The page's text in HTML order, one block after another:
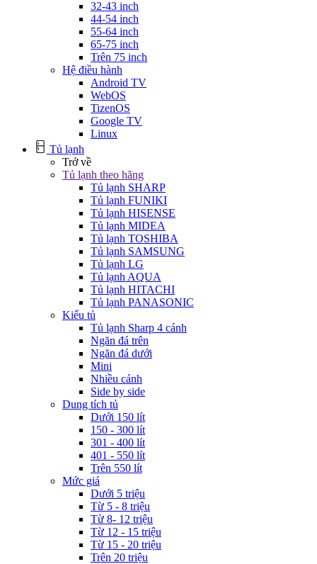
32-43 inch
44-54 inch
55-64 inch
65-75 inch
Trên 75 inch
Hệ điều hành
Android TV
WebOS
TizenOS
Google TV
Linux
Tủ lạnh
Trở về
Tủ lạnh theo hãng
Tủ lạnh SHARP
Tủ lạnh FUNIKI
Tủ lạnh HISENSE
Tủ lạnh MIDEA
Tủ lạnh TOSHIBA
Tủ lạnh SAMSUNG
Tủ lạnh LG
Tủ lạnh AQUA
Tủ lạnh HITACHI
Tủ lạnh PANASONIC
Kiểu tủ
Tủ lạnh Sharp 4 cánh
Ngăn đá trên
Ngăn đá dưới
Mini
Nhiều cánh
Side by side
Dung tích tủ
Dưới 150 lít
150 - 300 lít
301 - 400 lít
401 - 550 lít
Trên 550 lít
Mức giá
Dưới 5 triệu
Từ 5 - 8 triệu
Từ 8- 12 triệu
Từ 12 - 15 triệu
Từ 15 - 20 triệu
Trên 20 triệu